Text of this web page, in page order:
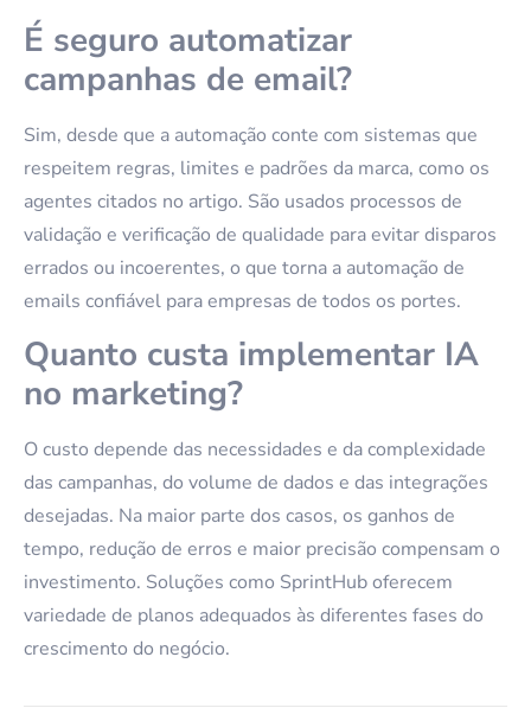
É seguro automatizar
campanhas de email?
Sim, desde que a automação conte com sistemas que
respeitem regras, limites e padrões da marca, como os
agentes citados no artigo. São usados processos de
validação e verificação de qualidade para evitar disparos
errados ou incoerentes, o que torna a automação de
emails confiável para empresas de todos os portes.
Quanto custa implementar IA
no marketing?
O custo depende das necessidades e da complexidade
das campanhas, do volume de dados e das integrações
desejadas. Na maior parte dos casos, os ganhos de
tempo, redução de erros e maior precisão compensam o
investimento. Soluções como SprintHub oferecem
variedade de planos adequados às diferentes fases do
crescimento do negócio.